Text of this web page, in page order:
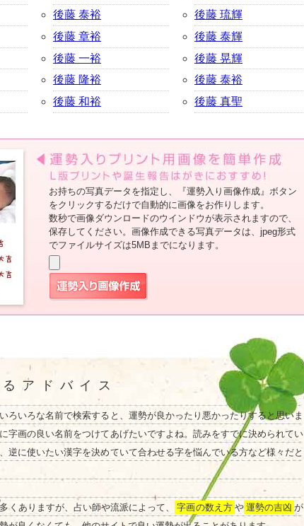
後藤 泰裕
後藤 章裕
後藤 一裕
後藤 隆裕
後藤 和裕
後藤 琉輝
後藤 泰輝
後藤 晃輝
後藤 泰裕
後藤 真聖
お持ちの写真データを指定し、『運勢入り画像作成』ボタン
をクリックするだけで自動的に画像をお作りします。
数秒で画像ダウンロードのウインドウが表示されますので、
保存してください。画像作成できる写真データは、jpeg形式
でファイルサイズは5MBまでになります。
アドバイス
ろいろな名前で検索すると、運勢が良かったり悪かったりすると思いま
字画の良い名前をつけてあげたいですよね。読みをすでに決められてい
逆に使いたい漢字を決めていて合わせる字を悩んでいる方など様々だと
くありますが、占い師や流派によって、 字画の数え方 や 運勢の吉凶 が